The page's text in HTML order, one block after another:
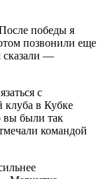
победы я
позвонили еще
сказали —
с
клуба в Кубке
вы были так
командой